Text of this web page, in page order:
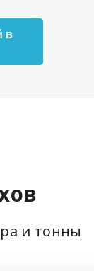
в
и тонны